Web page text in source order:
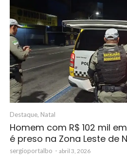
Destaque, Natal
Homem com R$ 102 mil
é preso na Zona Leste de
sergioportalbo - abril 3, 2026